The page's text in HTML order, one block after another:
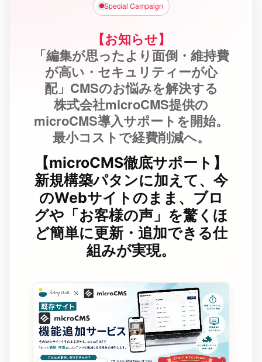
Special Campaign
【お知らせ】
「編集が思ったより面倒・維持費
が高い・セキュリティーが心
配」CMSのお悩みを解決する
株式会社microCMS提供の
microCMS導入サポートを開始。
最小コストで経費削減へ。
【microCMS徹底サポート】
新規構築パタンに加えて、今
のWebサイトのまま、ブロ
グや「お客様の声」を驚くほ
ど簡単に更新・追加できる仕
組みが実現。